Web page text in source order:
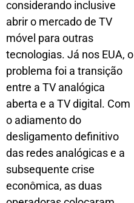
considerando inclusive
abrir o mercado de TV
móvel para outras
tecnologias. Já nos EUA, o
problema foi a transição
entre a TV analógica
aberta e a TV digital. Com
o adiamento do
desligamento definitivo
das redes analógicas e a
subsequente crise
econômica, as duas